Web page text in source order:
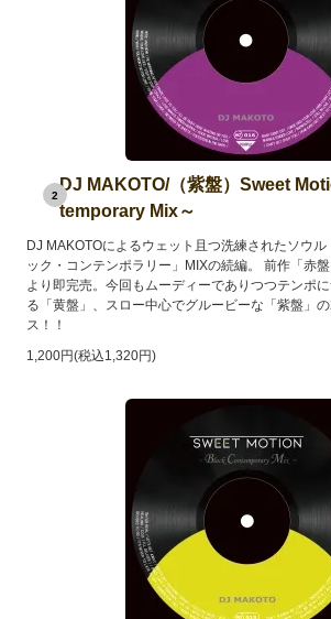
2
DJ MAKOTO/（紫盤）Sweet
temporary Mix～
DJ MAKOTOによるウェット且つ洗練されたソウル
ック・コンテンポラリー」MIXの続編。 前作「赤
より即完売。今回もムーディーでありつつテンポ
る「黄盤」、スロー中心でグルービーな「紫盤」
ス！！
1,200円(税込1,320円)